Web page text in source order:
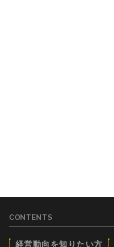
CONTENTS
経営動向を知りたい方